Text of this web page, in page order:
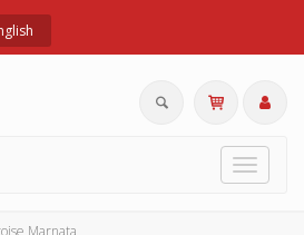
Toggle
Marnata